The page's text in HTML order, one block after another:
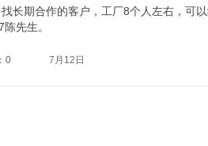
长期合作的客户，工厂8个人左右，可
先生。
0 7月12日